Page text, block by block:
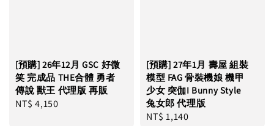
[預購] 26年12月 GSC 好微
笑 完成品 THE合體 勇者
傳說 獸王 代理版 再販
Regular
NT$ 4,150
[預購] 27年1月 壽屋 組裝
模型 FAG 骨裝機娘 機甲
少女 突伽I Bunny Style
兔女郎 代理版
Regular
NT$ 1,140